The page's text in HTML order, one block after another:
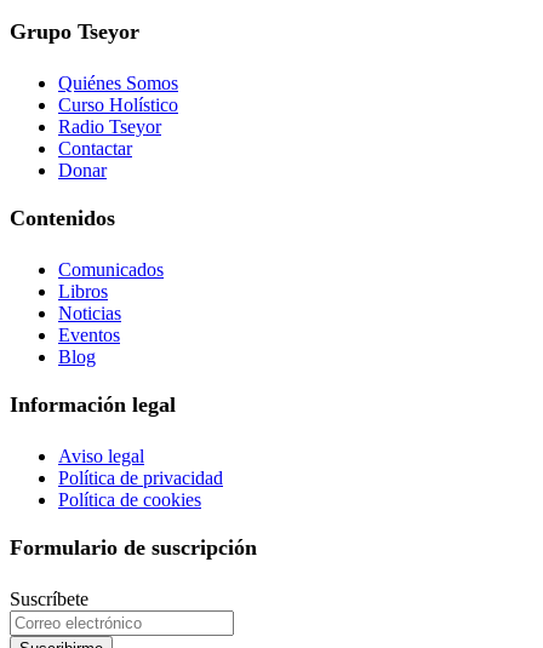
Grupo Tseyor
Quiénes Somos
Curso Holístico
Radio Tseyor
Contactar
Donar
Contenidos
Comunicados
Libros
Noticias
Eventos
Blog
Información legal
Aviso legal
Política de privacidad
Política de cookies
Formulario de suscripción
Suscríbete